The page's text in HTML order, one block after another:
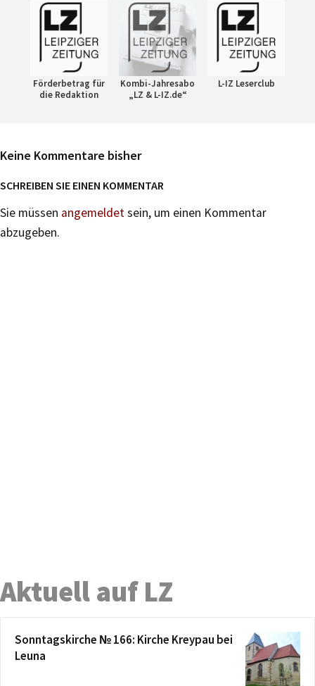
Förderbetrag für
die Redaktion
Kombi-Jahresabo
„LZ & L-IZ.de“
L-IZ Leserclub
Keine Kommentare bisher
SCHREIBEN SIE EINEN KOMMENTAR
Sie müssen angemeldetsein, um einen Kommentar
abzugeben.
Aktuell auf LZ
Sonntagskirche № 166: Kirche Kreypau bei
Leuna